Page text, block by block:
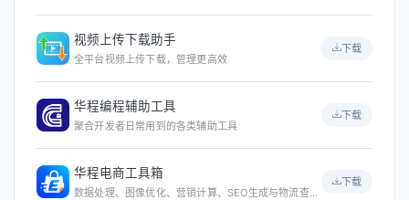
视频上传下载助手
全平台视频上传下载，管理更高效
下载
华程编程辅助工具
聚合开发者日常用到的各类辅助工具
下载
华程电商工具箱
数据处理、图像优化、营销计算、SEO生成与物流查询等
下载